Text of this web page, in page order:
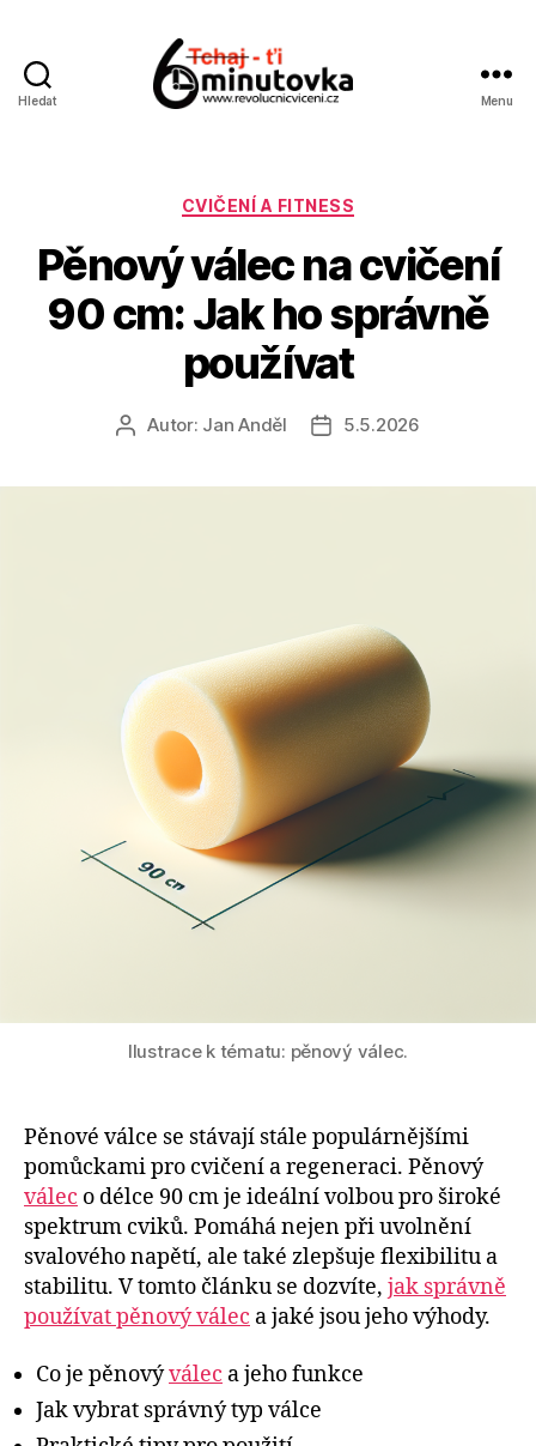
Hledat Menu
Rubriky
CVIČENÍ A FITNESS
Pěnový válec na cvičení
90 cm: Jak ho správně
používat
AutorAutor: Jan Anděl
Datum
5.5.2026
Ilustrace k tématu: pěnový válec.
Pěnové válce se stávají stále populárnějšími
pomůckami pro cvičení a regeneraci. Pěnový
válec o délce 90 cm je ideální volbou pro široké
spektrum cviků. Pomáhá nejen při uvolnění
svalového napětí, ale také zlepšuje flexibilitu a
stabilitu. V tomto článku se dozvíte, jak správně
používat pěnový válec a jaké jsou jeho výhody.
Co je pěnovýválec a jeho funkce
Jak vybrat správný typ válce